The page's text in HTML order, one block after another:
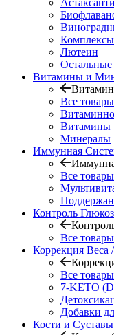
Лютеин
Витамины и
Все товары
Витамины
Минералы
Иммунная
Все товары
Контроль
Все товары
Коррекция Веса
Все товары
7-KETO
Добавки
Кости и